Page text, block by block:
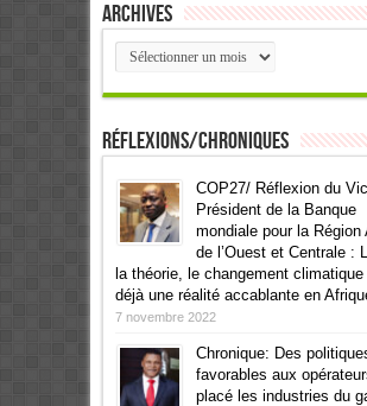
Archives
Archives
Réflexions/Chroniques
COP27/ Réflexion du
Président de la Banque
mondiale pour la Région
de l’Ouest et Centrale :
la théorie, le changement climatique
déjà une réalité accablante en
7 novembre 2022
Chronique: Des
favorables aux
placé les industries du